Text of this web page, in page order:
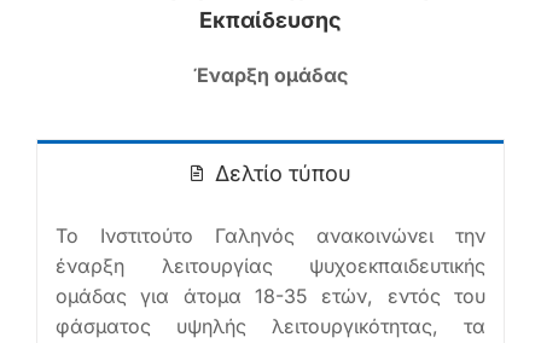
Εκπαίδευσης
Έναρξη ομάδας
Δελτίο τύπου
Το Ινστιτούτο Γαληνός ανακοινώνει την
έναρξη λειτουργίας ψυχοεκπαιδευτικής
ομάδας για άτομα 18-35 ετών, εντός του
φάσματος υψηλής λειτουργικότητας, τα